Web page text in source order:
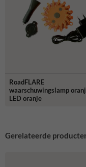
RoadFLARE
waarschuwingslamp
LED oranje
Gerelateerde